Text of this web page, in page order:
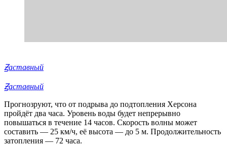
Ꙃаставный
Ꙃаставный
Прогнозруют, что от подрыва до подтопления Херсона
пройдёт два часа. Уровень воды будет непрерывно
повышаться в течение 14 часов. Скорость волны может
составить — 25 км/ч, её высота — до 5 м. Продолжительность
затопления — 72 часа.